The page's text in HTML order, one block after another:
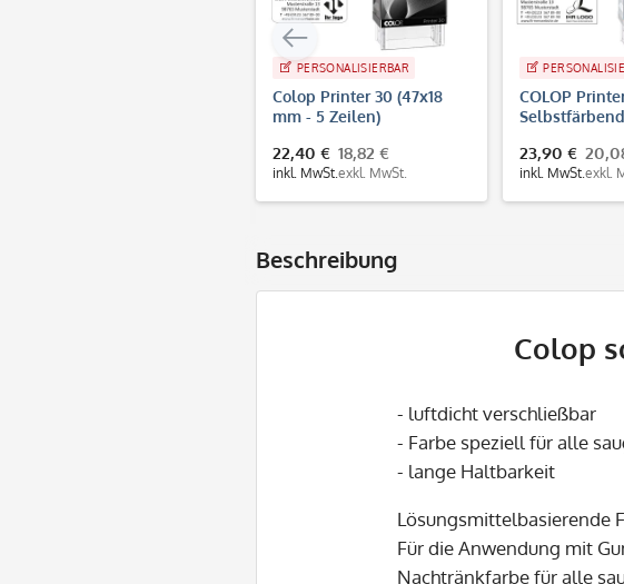
PERSONALISIERBAR
Colop Printer 30 (47x18
mm - 5 Zeilen)
22,40 €
inkl. MwSt.
18,82 €
exkl. MwSt.
COLOP
bis 6 Zeilen
23,90 €
inkl. MwSt. exkl.
Beschreibung
Colop
- luftdicht verschließbar
- Farbe speziell für alle
- lange Haltbarkeit
Lösungsmittelbasierende
Für die Anwendung mit
Nachtränkfarbe für alle